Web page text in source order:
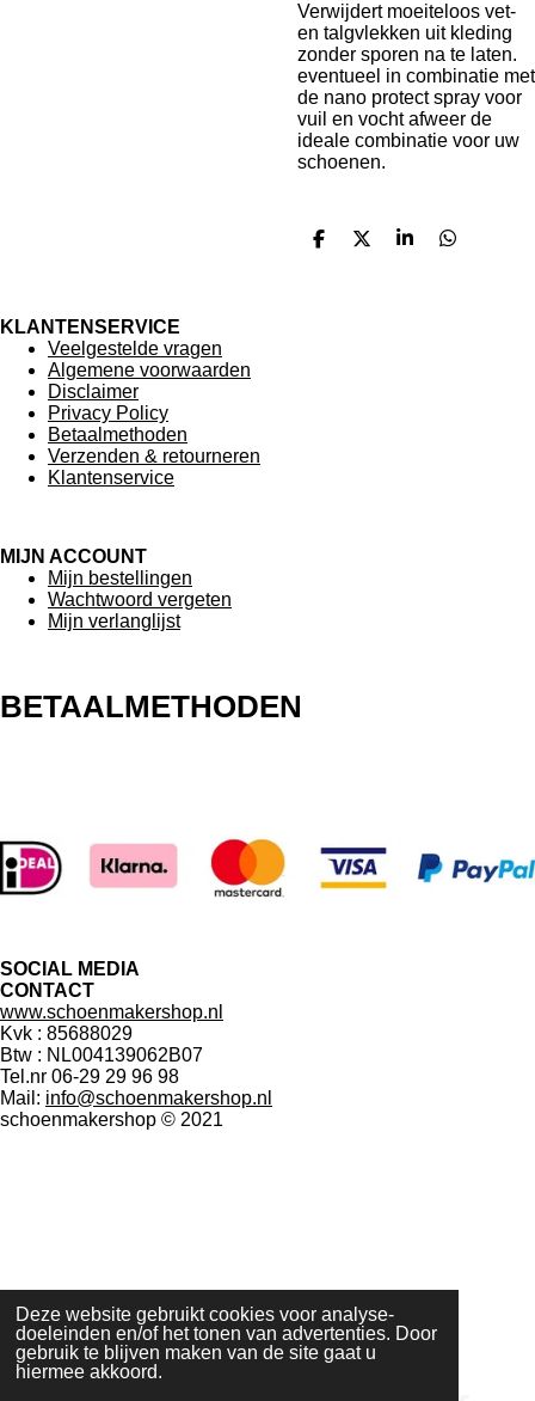
Deze website gebruikt cookies voor analyse-
doeleinden en/of het tonen van advertenties. Door
gebruik te blijven maken van de site gaat u
hiermee akkoord.
Verwijdert moeiteloos vet-
en talgvlekken uit kleding
zonder sporen na te laten.
eventueel in combinatie met
de nano protect spray voor
vuil en vocht afweer de
ideale combinatie voor uw
schoenen.
D
D
S
D
KLANTENSERVICE
Veelgestelde vragen
Algemene voorwaarden
Disclaimer
Privacy Policy
Betaalmethoden
Verzenden & retourneren
Klantenservice
MIJN ACCOUNT
Mijn bestellingen
Wachtwoord vergeten
Mijn verlanglijst
BETAALMETHODEN
c
e
b
k
a
m
a
t
s
p
SOCIAL MEDIA
CONTACT
www.schoenmakershop.nl
Kvk : 85688029
Btw : NL004139062B07
Tel.nr 06-29 29 96 98
Mail: info@schoenmakershop.nl
schoenmakershop © 2021